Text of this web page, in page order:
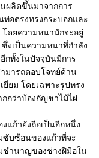
ผลิตขึ้นมาจากการ
อตรงทรงกระบอกและ
ดยความหนามักจะอยู่
งเป็นความหนาที่กำลัง
กทั้งในปัจจุบันมีการ
มารถตอบโจทย์ด้าน
ยี่ยม โดยเฉพาะรูปทรง
กว่าบ้องกัญชาไม้ไผ่
แก้วยังถือเป็นอีกหนึ่ง
ซับซ้อนของแก้วที่จะ
ชำนาญของช่างฝีมือใน